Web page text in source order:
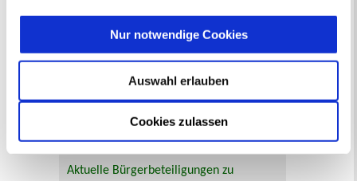
Cookies zulassen
Auswahl erlauben
Nur notwendige Cookies
Online-Beteiligungsportal der
Bauleitplanung: Für Bürger*innen gibt
es Möglichkeiten, sich an
Bebauungsplänen und Änderungen zum
Aktuelle Bürgerbeteiligungen zu